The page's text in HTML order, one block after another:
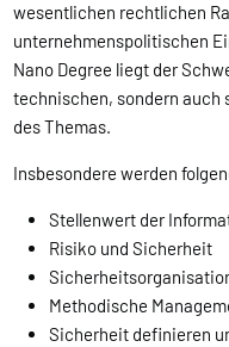
wesentlichen rechtlichen
unternehmenspolitischen
Nano Degree liegt der
technischen, sondern auch
des Themas.
Insbesondere werden
Stellenwert der
Risiko und Sicherheit
Methodische
Sicherheit definieren